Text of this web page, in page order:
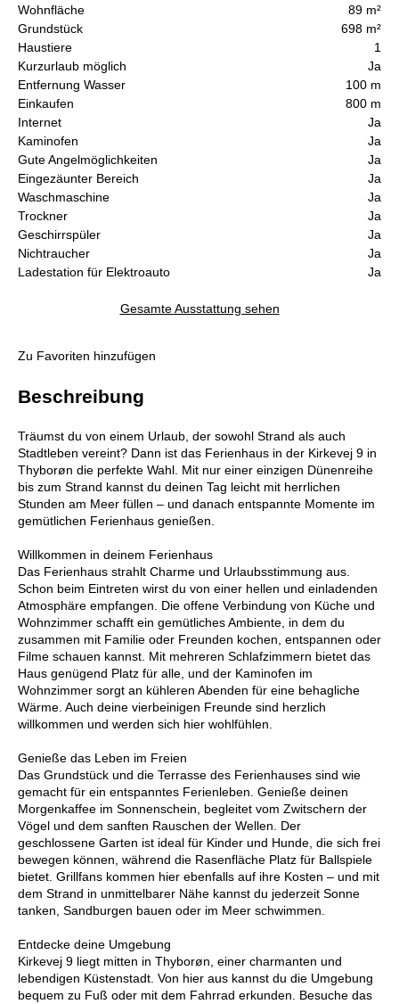
Wohnfläche
89 m²
Grundstück
698 m²
Haustiere
1
Kurzurlaub möglich
Ja
Entfernung Wasser
100 m
Einkaufen
800 m
Internet
Ja
Kaminofen
Ja
Gute Angelmöglichkeiten
Ja
Eingezäunter Bereich
Ja
Waschmaschine
Ja
Trockner
Ja
Geschirrspüler
Ja
Nichtraucher
Ja
Ladestation für Elektroauto
Ja
Gesamte Ausstattung sehen
Zu Favoriten hinzufügen
Beschreibung
Träumst du von einem Urlaub, der sowohl Strand als auch
Stadtleben vereint? Dann ist das Ferienhaus in der Kirkevej 9 in
Thyborøn die perfekte Wahl. Mit nur einer einzigen Dünenreihe
bis zum Strand kannst du deinen Tag leicht mit herrlichen
Stunden am Meer füllen – und danach entspannte Momente im
gemütlichen Ferienhaus genießen.
Willkommen in deinem Ferienhaus
Das Ferienhaus strahlt Charme und Urlaubsstimmung aus.
Schon beim Eintreten wirst du von einer hellen und einladenden
Atmosphäre empfangen. Die offene Verbindung von Küche und
Wohnzimmer schafft ein gemütliches Ambiente, in dem du
zusammen mit Familie oder Freunden kochen, entspannen oder
Filme schauen kannst. Mit mehreren Schlafzimmern bietet das
Haus genügend Platz für alle, und der Kaminofen im
Wohnzimmer sorgt an kühleren Abenden für eine behagliche
Wärme. Auch deine vierbeinigen Freunde sind herzlich
willkommen und werden sich hier wohlfühlen.
Genieße das Leben im Freien
Das Grundstück und die Terrasse des Ferienhauses sind wie
gemacht für ein entspanntes Ferienleben. Genieße deinen
Morgenkaffee im Sonnenschein, begleitet vom Zwitschern der
Vögel und dem sanften Rauschen der Wellen. Der
geschlossene Garten ist ideal für Kinder und Hunde, die sich frei
bewegen können, während die Rasenfläche Platz für Ballspiele
bietet. Grillfans kommen hier ebenfalls auf ihre Kosten – und mit
dem Strand in unmittelbarer Nähe kannst du jederzeit Sonne
tanken, Sandburgen bauen oder im Meer schwimmen.
Entdecke deine Umgebung
Kirkevej 9 liegt mitten in Thyborøn, einer charmanten und
lebendigen Küstenstadt. Von hier aus kannst du die Umgebung
bequem zu Fuß oder mit dem Fahrrad erkunden. Besuche das